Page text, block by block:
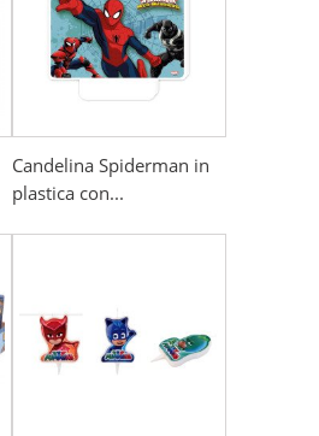
Candelina Spiderman in
plastica con...